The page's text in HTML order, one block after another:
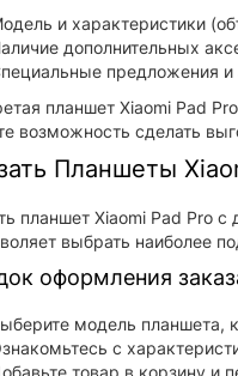
и характеристики
дополнительных
предложения и
планшет Xiaomi Pad
возможность сделать
Планшеты
планшет Xiaomi Pad Pro
выбрать наиболее
оформления
модель планшета,
с
товар в корзину и